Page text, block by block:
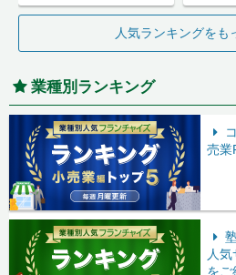
人気ランキングをも
業種別ランキング
売業
人
をご